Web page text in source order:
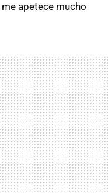
apetece mucho